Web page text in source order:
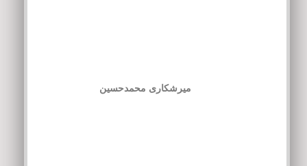
میرشکاری محمدحسین